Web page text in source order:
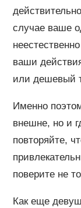
случае ваше
ваши
или дешевый
Именно
внешне, но и
повторяйте,
поверите не
Как еще